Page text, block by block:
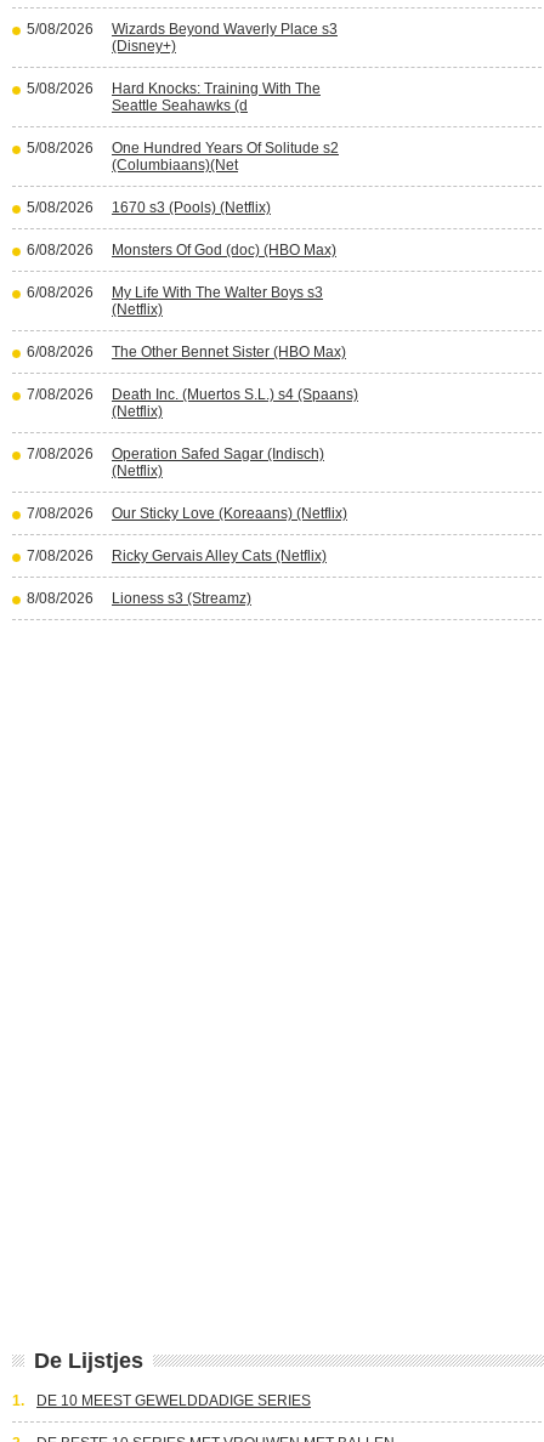
5/08/2026
Wizards Beyond Waverly Place s3
(Disney+)
5/08/2026
Hard Knocks: Training With The
Seattle Seahawks (d
5/08/2026
One Hundred Years Of Solitude s2
(Columbiaans)(Net
5/08/2026 1670 s3 (Pools) (Netflix)
6/08/2026 Monsters Of God (doc) (HBO Max)
6/08/2026
My Life With The Walter Boys s3
(Netflix)
6/08/2026 The Other Bennet Sister (HBO Max)
7/08/2026
Death Inc. (Muertos S.L.) s4 (Spaans)
(Netflix)
7/08/2026
Operation Safed Sagar (Indisch)
(Netflix)
7/08/2026 Our Sticky Love (Koreaans) (Netflix)
7/08/2026 Ricky Gervais Alley Cats (Netflix)
8/08/2026 Lioness s3 (Streamz)
De Lijstjes
1. DE 10 MEEST GEWELDDADIGE SERIES